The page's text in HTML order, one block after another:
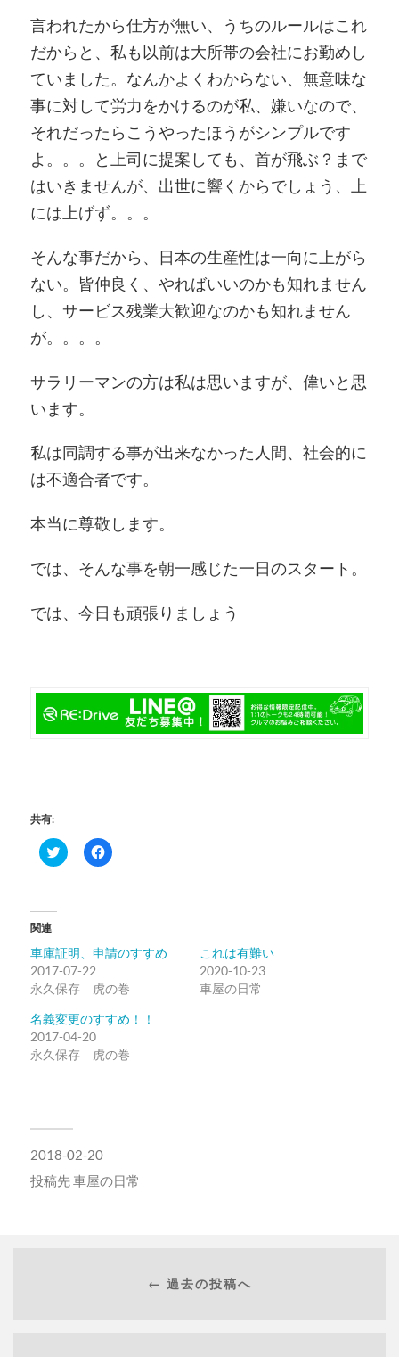
言われたから仕方が無い、うちのルールはこれ
だからと、私も以前は大所帯の会社にお勤めし
ていました。なんかよくわからない、無意味な
事に対して労力をかけるのが私、嫌いなので、
それだったらこうやったほうがシンプルです
よ。。。と上司に提案しても、首が飛ぶ？まで
はいきませんが、出世に響くからでしょう、上
には上げず。。。
そんな事だから、日本の生産性は一向に上がら
ない。皆仲良く、やればいいのかも知れません
し、サービス残業大歓迎なのかも知れません
が。。。。
サラリーマンの方は私は思いますが、偉いと思
います。
私は同調する事が出来なかった人間、社会的に
は不適合者です。
本当に尊敬します。
では、そんな事を朝一感じた一日のスタート。
では、今日も頑張りましょう
共有:
ク
リ
有
(新
し
い
ウ
ィ
ン
ド
ウ
で
Facebook
で
リ
し
く
だ
(新
き
ま
関連
車庫証明、申請のすすめ
2017-07-22
永久保存 虎の巻
これは有難い
2020-10-23
車屋の日常
名義変更のすすめ！！
2017-04-20
永久保存 虎の巻
2018-02-20
投稿先 車屋の日常
← 過去の投稿へ